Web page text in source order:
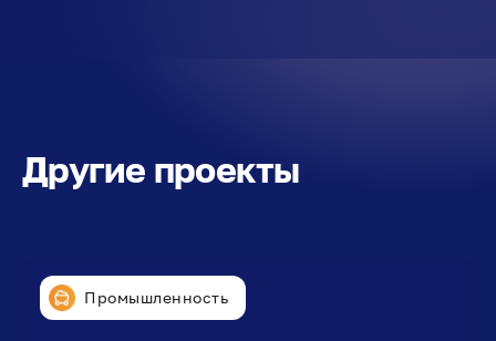
Другие проекты
Промышленность